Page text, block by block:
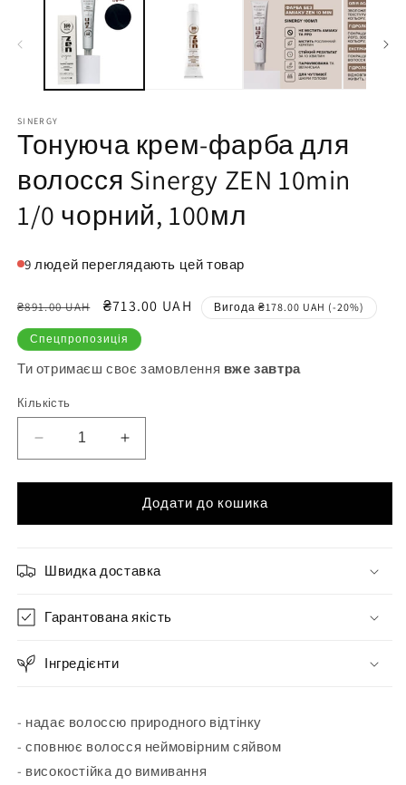
модальному
режимі
SINERGY
Тонуюча крем-фарба для
волосся Sinergy ZEN 10min
1/0 чорний, 100мл
9 людей переглядають цей товар
Звичайна
ціна
₴891.00 UAH
Ціна
продажу
₴713.00 UAH Вигода ₴178.00 UAH (-20%)
Спецпропозиція
Ти отримаєш своє замовлення вже завтра
Кількість
Зменшити
кількість
для
крем-
волосся
ZEN
1/0
чорний,
Збільшити
кількість
для
Тонуюча
крем-
волосся
ZEN
Додати до кошика
Швидка доставка
Гарантована якість
Інгредієнти
- надає волоссю природного відтінку
- сповнює волосся неймовірним сяйвом
- високостійка до вимивання